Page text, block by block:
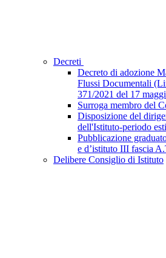
Decreti
Decreto di adozione
Flussi Documentali
371/2021 del 17
Surroga membro del
Disposizione del
dell'Istituto-periodo
Pubblicazione
e d’istituto III fascia
Delibere Consiglio di Istituto